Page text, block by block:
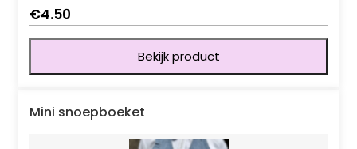
€4.50
Bekijk product
Mini snoepboeket